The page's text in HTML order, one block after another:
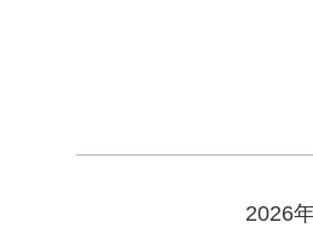
2026